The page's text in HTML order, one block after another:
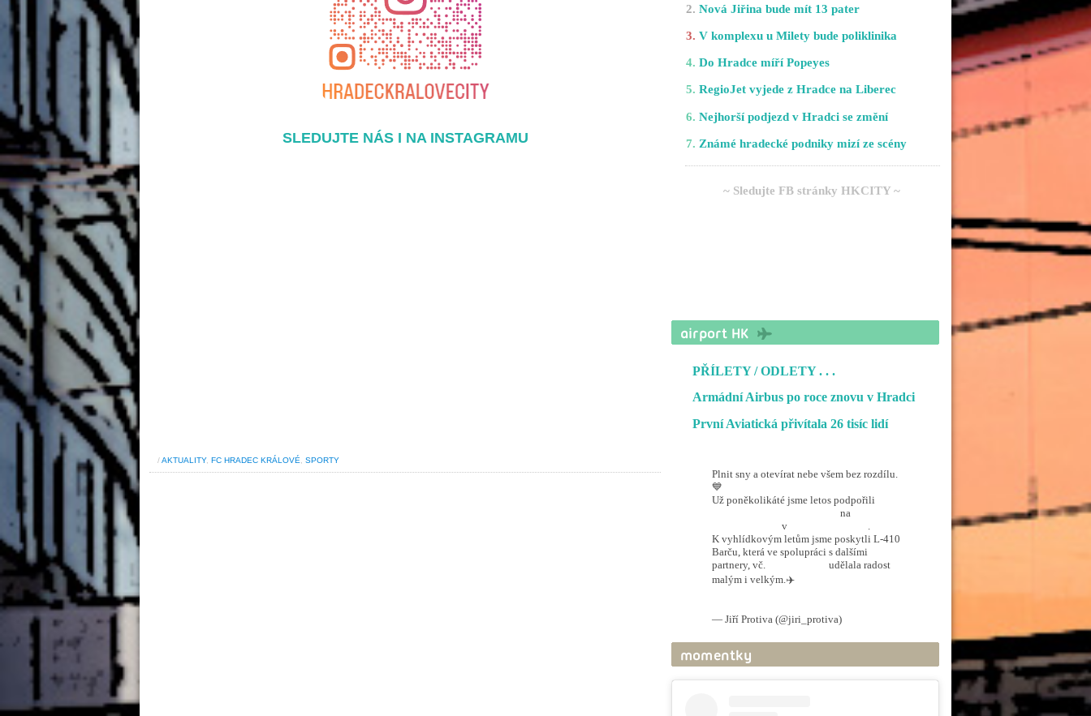
SLEDUJTE NÁS I NA INSTAGRAMU
/AKTUALITY, FC HRADEC KRÁLOVÉ SPORTY
2. Nová Jiřina bude mít 13 pater
3. V komplexu u Milety bude poliklinika
4. Do Hradce míří Popeyes
5. RegioJet vyjede z Hradce na Liberec
6. Nejhorší podjezd v Hradci se změní
7. Známé hradecké podniky mizí ze scény
~ Sledujte FB stránky HKCITY ~
PŘÍLETY / ODLETY. . .
Armádní Airbus po roce znovu v Hradci
První Aviatická přivítala 26 tisíc lidí
Plnit sny a otevírat nebe všem bez rozdílu.
💙
Už poněkolikáté jsme letos podpořili
na
v
.
K vyhlídkovým letům jsme poskytli L-410
Barču, která ve spolupráci s dalšími
partnery, vč.
udělala radost
malým i velkým.✈️
— Jiří Protiva (@jiri_protiva)